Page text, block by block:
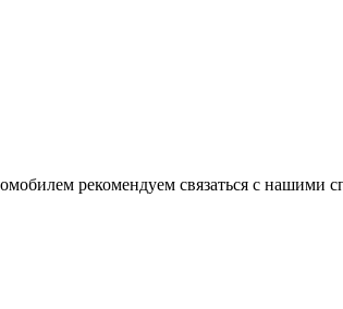
рекомендуем связаться с нашими